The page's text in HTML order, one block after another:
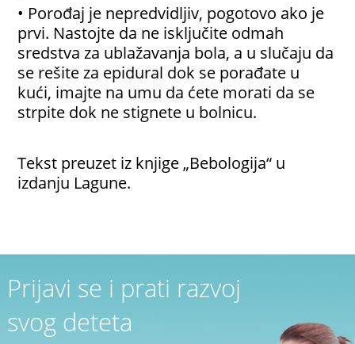
• Porođaj je nepredvidljiv, pogotovo ako je
prvi. Nastojte da ne isključite odmah
sredstva za ublažavanja bola, a u slučaju da
se rešite za epidural dok se porađate u
kući, imajte na umu da ćete morati da se
strpite dok ne stignete u bolnicu.
Tekst preuzet iz knjige „Bebologija“ u
izdanju Lagune.
Prijavi se i prati razvoj
svog deteta